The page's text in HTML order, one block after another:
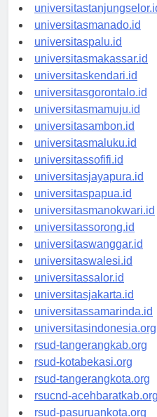
universitasbanjarbaru.id
universitastanjungselor.id
universitasmanado.id
universitaspalu.id
universitasmakassar.id
universitaskendari.id
universitasgorontalo.id
universitasmamuju.id
universitasambon.id
universitasmaluku.id
universitassofifi.id
universitasjayapura.id
universitaspapua.id
universitasmanokwari.id
universitassorong.id
universitaswanggar.id
universitaswalesi.id
universitassalor.id
universitasjakarta.id
universitassamarinda.id
universitasindonesia.org
rsud-tangerangkab.org
rsud-kotabekasi.org
rsud-tangerangkota.org
rsucnd-acehbaratkab.org